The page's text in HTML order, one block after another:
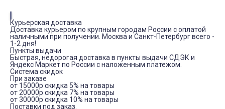
Курьерская доставка
Доставка курьером по крупным городам России с оплатой
наличными при получении. Москва и Санкт-Петербург всего -
1-2 дня!
Пункты выдачи
Быстрая, недорогая доставка в пункты выдачи СДЭК и
Яндекс Маркет по России с наложенным платежом.
Система скидок
При заказе
от 15000р скидка 5% на товары
от 20000р скидка 7% на товары
от 30000р скидка 10% на товары
Поставки под заказ.